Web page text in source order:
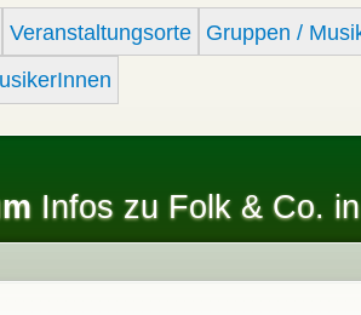
Veranstaltungsorte
Gruppen /
Infos zu Folk & Co.